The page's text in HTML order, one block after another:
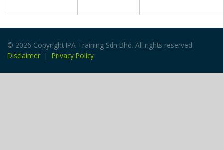
© 2026 Copyright IPA Training Sdn Bhd. All rights reserved
Disclaimer | Privacy Policy